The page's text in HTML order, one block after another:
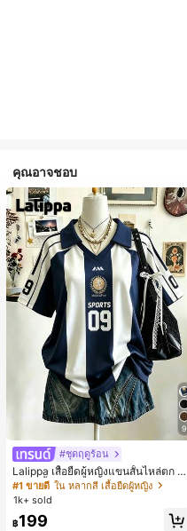
คุณอาจชอบ
9
#ชุดฤดูร้อน
Lalippa เสื้อยืดผู้หญิงแขนสั้นไหล่ตก ค
อวีปกเสื้อ ลายพิมพ์ดิจิทัลลายทาง สไตล์
สปอร์ตแฟชั่นมินิมอล ของขวัญสำหรับเ
พื่อน
#1 ขายดี ใน หลากสี เสื้อยืดผู้หญิง
1k+ sold
฿199